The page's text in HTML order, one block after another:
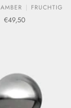
AMBER FRUCHTIG
Verkaufspreis
€49,50